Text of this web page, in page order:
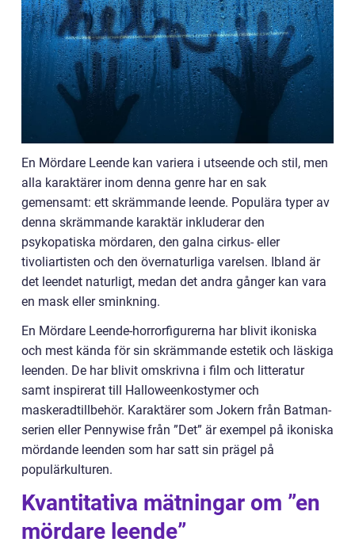
En Mördare Leende kan variera i utseende och stil, men
alla karaktärer inom denna genre har en sak
gemensamt: ett skrämmande leende. Populära typer av
denna skrämmande karaktär inkluderar den
psykopatiska mördaren, den galna cirkus- eller
tivoliartisten och den övernaturliga varelsen. Ibland är
det leendet naturligt, medan det andra gånger kan vara
en mask eller sminkning.
En Mördare Leende-horrorfigurerna har blivit ikoniska
och mest kända för sin skrämmande estetik och läskiga
leenden. De har blivit omskrivna i film och litteratur
samt inspirerat till Halloweenkostymer och
maskeradtillbehör. Karaktärer som Jokern från Batman-
serien eller Pennywise från ”Det” är exempel på ikoniska
mördande leenden som har satt sin prägel på
populärkulturen.
Kvantitativa mätningar om ”en
mördare leende”